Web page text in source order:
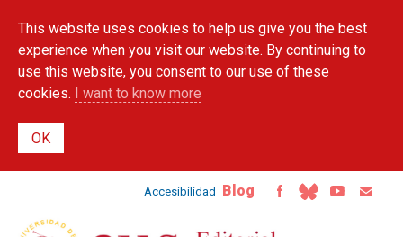
main
content
This website uses cookies to help us give you the best
experience when you visit our website. By continuing to
use this website, you consent to our use of these
cookies. I want to know more
Accesibilidad Blog